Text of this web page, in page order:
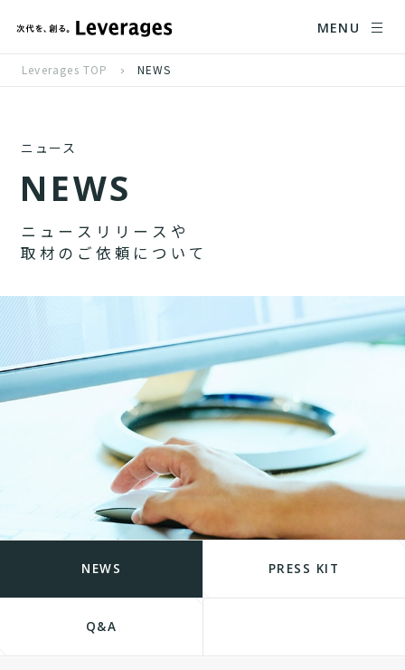
MENU
Leverages TOP NEWS
ニュース
NEWS
ニ ュ ー ス リ リ ー ス や
取 材 の ご 依 頼 に つ い て
NEWS PRESS KIT
Q&A